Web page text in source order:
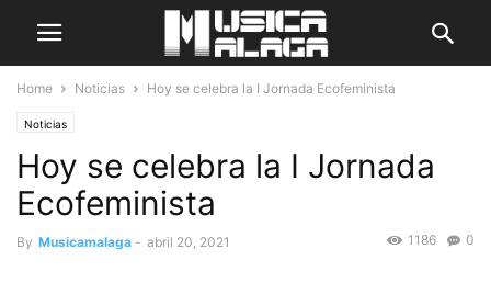
Home Noticias Hoy se celebra la I Jornada Ecofeminista
Noticias
Hoy se celebra la I Jornada
Ecofeminista
By Musicamalaga - abril 20, 2021 0
1186